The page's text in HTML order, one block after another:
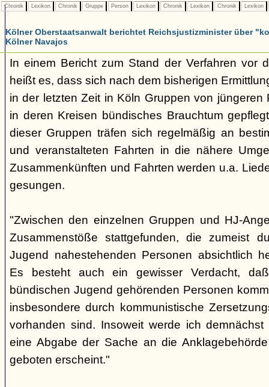
Chronik Lexikon Chronik Gruppe Person Lexikon Chronik Lexikon Chronik Lexikon
Kölner Oberstaatsanwalt berichtet Reichsjustizminister über
Kölner Navajos
In einem Bericht zum Stand der Verfahren vor
heißt es, dass sich nach dem bisherigen
in der letzten Zeit in Köln Gruppen von jüngeren
in deren Kreisen bündisches Brauchtum
dieser Gruppen träfen sich regelmäßig an
und veranstalteten Fahrten in die nähere
Zusammenkünften und Fahrten werden u.a.
gesungen.
"Zwischen den einzelnen Gruppen und HJ-
Zusammenstöße stattgefunden, die zumeist
Jugend nahestehenden Personen absichtlich
Es besteht auch ein gewisser Verdacht,
bündischen Jugend gehörenden Personen
insbesondere durch kommunistische
vorhanden sind. Insoweit werde ich
eine Abgabe der Sache an die
geboten erscheint."